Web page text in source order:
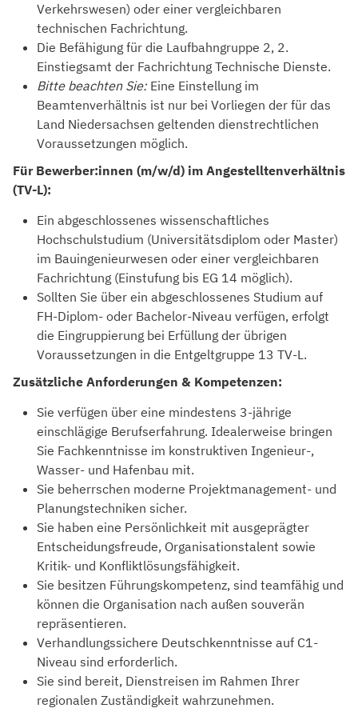
Verkehrswesen) oder einer vergleichbaren
technischen Fachrichtung.
Die Befähigung für die Laufbahngruppe 2, 2.
Einstiegsamt der Fachrichtung Technische Dienste.
Bitte beachten Sie:Eine Einstellung im
Beamtenverhältnis ist nur bei Vorliegen der für das
Land Niedersachsen geltenden dienstrechtlichen
Voraussetzungen möglich.
Für Bewerber:innen (m/w/d) im Angestelltenverhältnis
(TV-L):
Ein abgeschlossenes wissenschaftliches
Hochschulstudium (Universitätsdiplom oder Master)
im Bauingenieurwesen oder einer vergleichbaren
Fachrichtung (Einstufung bis EG 14 möglich).
Sollten Sie über ein abgeschlossenes Studium auf
FH-Diplom- oder Bachelor-Niveau verfügen, erfolgt
die Eingruppierung bei Erfüllung der übrigen
Voraussetzungen in die Entgeltgruppe 13 TV-L.
Zusätzliche Anforderungen & Kompetenzen:
Sie verfügen über eine mindestens 3-jährige
einschlägige Berufserfahrung. Idealerweise bringen
Sie Fachkenntnisse im konstruktiven Ingenieur-,
Wasser- und Hafenbau mit.
Sie beherrschen moderne Projektmanagement- und
Planungstechniken sicher.
Sie haben eine Persönlichkeit mit ausgeprägter
Entscheidungsfreude, Organisationstalent sowie
Kritik- und Konfliktlösungsfähigkeit.
Sie besitzen Führungskompetenz, sind teamfähig und
können die Organisation nach außen souverän
repräsentieren.
Verhandlungssichere Deutschkenntnisse auf C1-
Niveau sind erforderlich.
Sie sind bereit, Dienstreisen im Rahmen Ihrer
regionalen Zuständigkeit wahrzunehmen.